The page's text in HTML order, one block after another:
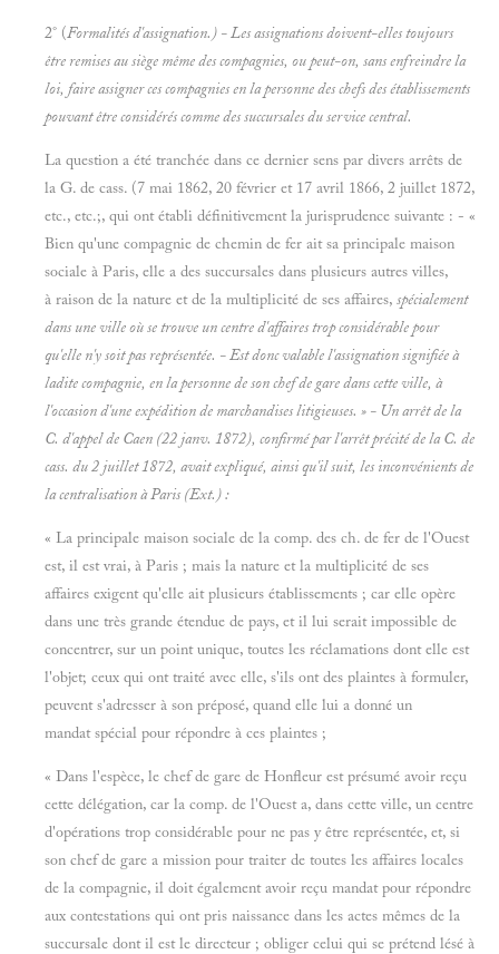
2° (Formalités d'assignation.) - Les assignations doivent-elles toujours
être remises au siège même des compagnies, ou peut-on, sans enfreindre la
loi, faire assigner ces compagnies en la personne des chefs des établissements
pouvant être considérés comme des succursales du service central.
La question a été tranchée dans ce dernier sens par divers arrêts de
la G. de cass. (7 mai 1862, 20 février et 17 avril 1866, 2 juillet 1872,
etc., etc.;, qui ont établi définitivement la jurisprudence suivante : - «
Bien qu'une compagnie de chemin de fer ait sa principale maison
sociale à Paris, elle a des succursales dans plusieurs autres villes,
à raison de la nature et de la multiplicité de ses affaires, spécialement
dans une ville où se trouve un centre d'affaires trop considérable pour
qu'elle n'y soit pas représentée. - Est donc valable l'assignation signifiée à
ladite compagnie, en la personne de son chef de gare dans cette ville, à
l'occasion d'une expédition de marchandises litigieuses. » - Un arrêt de la
C. d'appel de Caen (22 janv. 1872), confirmé par l'arrêt précité de la C. de
cass. du 2 juillet 1872, avait expliqué, ainsi qu'il suit, les inconvénients de
la centralisation à Paris (Ext.) :
« La principale maison sociale de la comp. des ch. de fer de l'Ouest
est, il est vrai, à Paris ; mais la nature et la multiplicité de ses
affaires exigent qu'elle ait plusieurs établissements ; car elle opère
dans une très grande étendue de pays, et il lui serait impossible de
concentrer, sur un point unique, toutes les réclamations dont elle est
l'objet; ceux qui ont traité avec elle, s'ils ont des plaintes à formuler,
peuvent s'adresser à son préposé, quand elle lui a donné un
mandat spécial pour répondre à ces plaintes ;
« Dans l'espèce, le chef de gare de Honfleur est présumé avoir reçu
cette délégation, car la comp. de l'Ouest a, dans cette ville, un centre
d'opérations trop considérable pour ne pas y être représentée, et, si
son chef de gare a mission pour traiter de toutes les affaires locales
de la compagnie, il doit également avoir reçu mandat pour répondre
aux contestations qui ont pris naissance dans les actes mêmes de la
succursale dont il est le directeur ; obliger celui qui se prétend lésé à